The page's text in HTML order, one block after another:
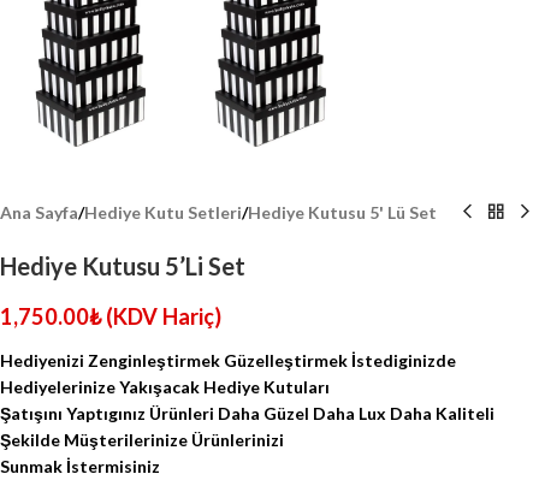
Ana Sayfa/Hediye Kutu Setleri/Hediye Kutusu 5' Lü Set
Hediye Kutusu 5’Li Set
1,750.00₺ (KDV Hariç)
Hediyenizi Zenginleştirmek Güzelleştirmek İstediginizde
Hediyelerinize Yakışacak Hediye Kutuları
Şatışını Yaptıgınız Ürünleri Daha Güzel Daha Lux Daha Kaliteli
Şekilde Müşterilerinize Ürünlerinizi
Sunmak İstermisiniz